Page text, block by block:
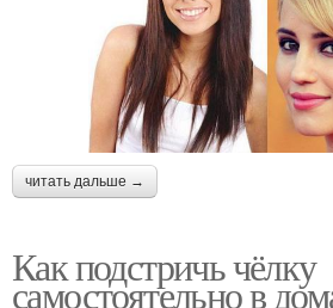
читать дальше →
Как подстричь чёлку
самостоятельно в